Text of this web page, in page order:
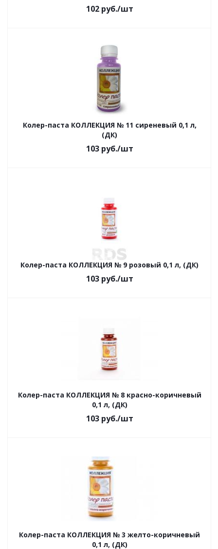
102руб./шт
Колер-паста КОЛЛЕКЦИЯ № 11 сиреневый 0,1 л,
(ДК)
103руб./шт
Колер-паста КОЛЛЕКЦИЯ № 9 розовый 0,1 л, (ДК)
103руб./шт
Колер-паста КОЛЛЕКЦИЯ № 8 красно-коричневый
0,1 л, (ДК)
103руб./шт
Колер-паста КОЛЛЕКЦИЯ № 3 желто-коричневый
0,1 л, (ДК)